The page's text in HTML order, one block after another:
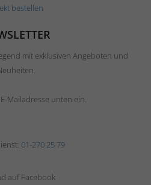
bestellen
mit exklusiven Angeboten und
Mailadresse unten ein.
01-270 25 79
auf Facebook